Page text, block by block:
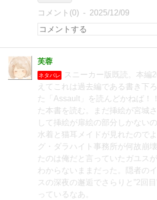
コメント(0) 2025/12/09
芙蓉
ネタバレ
スニーカー版既読。本編
えてこれは過去編である書き下
た「Assault」を読んどかねば！
た本書を読む。まだ挿絵が宮城
して挿絵が扉絵の部分しかない
水着と猫耳メイドが見れたので
グ・ダラハイト事務所が何故崩
たのは俺だと言っていたガユス
わからないままだった。隠者の
スの深夜の邂逅でさらりと”2回
っているなあ。